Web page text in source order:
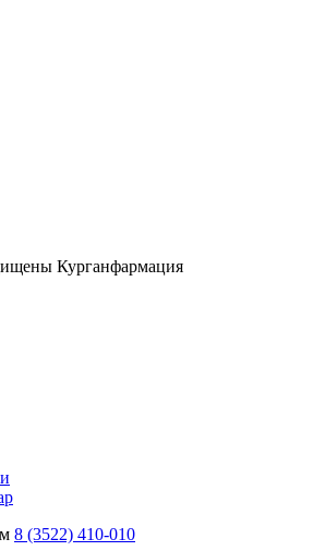
Курганфармация
8 (3522) 410-010